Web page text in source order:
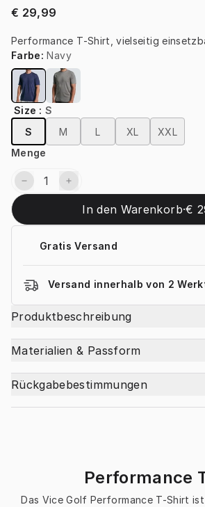
€ 29,99
Performance T-Shirt, vielseitig
Farbe: Navy
Size :S
S
M L XL
XXL
Menge
In den Warenkorb·€
Gratis Versand
Versand innerhalb von 2
Produktbeschreibung
Materialien & Passform
Rückgabebestimmungen
Performance
Das Vice Golf Performance T-Shirt